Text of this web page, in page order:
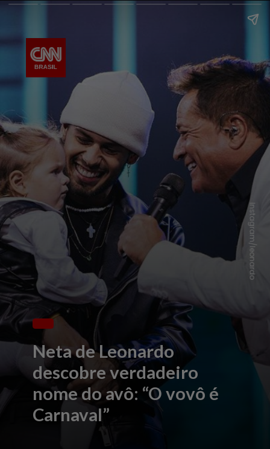
Neta de Leonardo
descobre verdadeiro
nome do avô: “O vovô é
Carnaval”
Instagram/leonardo